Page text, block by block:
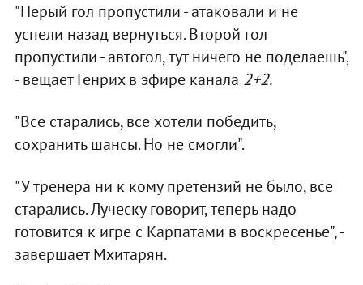
"Перый гол пропустили - атаковали и не
успели назад вернуться. Второй гол
пропустили - автогол, тут ничего не поделаешь",
- вещает Генрих в эфире канала 2+2.
"Все старались, все хотели победить,
сохранить шансы. Но не смогли".
"У тренера ни к кому претензий не было, все
старались. Луческу говорит, теперь надо
готовится к игре с Карпатами в воскресенье", -
завершает Мхитарян.